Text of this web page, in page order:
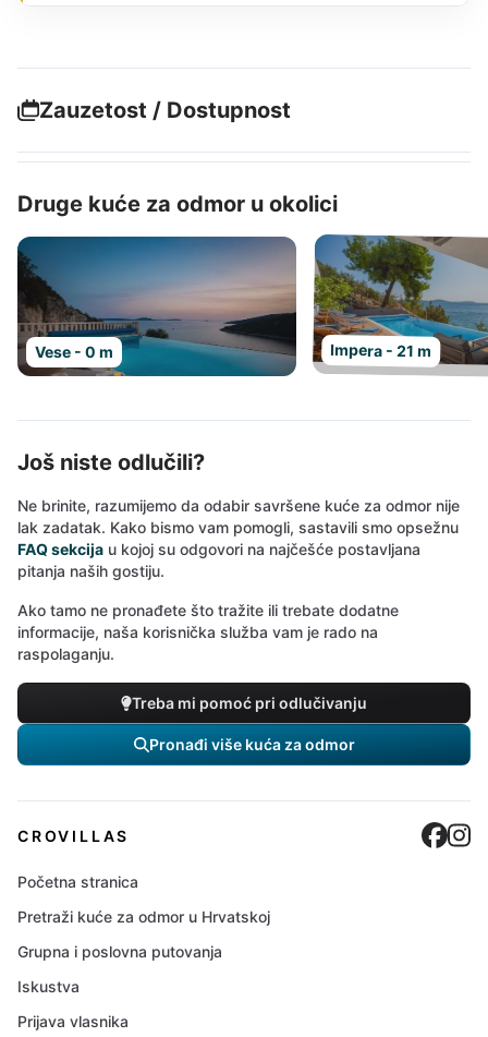
Zauzetost / Dostupnost
Druge kuće za odmor u okolici
Vese - 0 m Impera - 21 m
Još niste odlučili?
Ne brinite, razumijemo da odabir savršene kuće za odmor nije
lak zadatak. Kako bismo vam pomogli, sastavili smo opsežnu
FAQ sekcija u kojoj su odgovori na najčešće postavljana
pitanja naših gostiju.
Ako tamo ne pronađete što tražite ili trebate dodatne
informacije, naša korisnička služba vam je rado na
raspolaganju.
Treba mi pomoć pri odlučivanju
Pronađi više kuća za odmor
CROVILLAS
Početna stranica
Pretraži kuće za odmor u Hrvatskoj
Grupna i poslovna putovanja
Iskustva
Prijava vlasnika